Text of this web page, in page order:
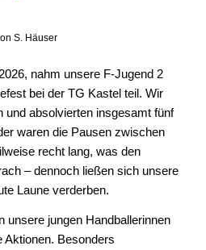
S. Häuser
nahm unsere F-Jugend 2
bei der TG Kastel teil. Wir
und absolvierten insgesamt fünf
waren die Pausen zwischen
recht lang, was den
– dennoch ließen sich unsere
Laune verderben.
unsere jungen Handballerinnen
Aktionen. Besonders